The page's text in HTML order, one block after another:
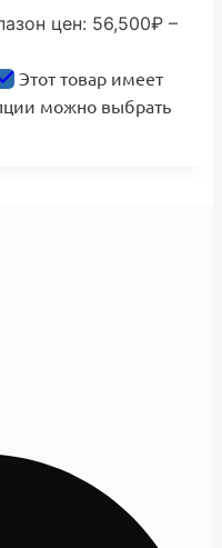
цен: 56,500₽ –
Этот товар имеет
можно выбрать